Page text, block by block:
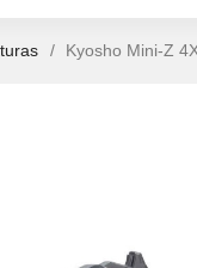
Kyosho Mini-Z